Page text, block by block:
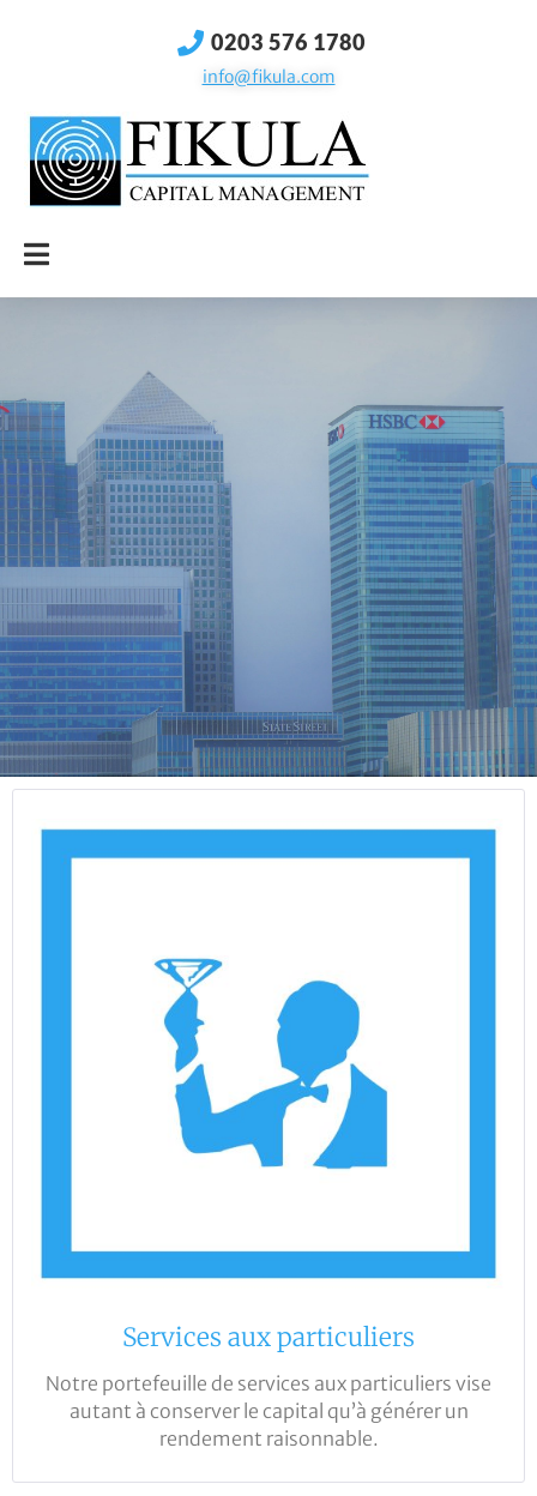
0203 576 1780
info@fikula.com
Services aux particuliers
Notre portefeuille de services aux particuliers vise
autant à conserver le capital qu’à générer un
rendement raisonnable.